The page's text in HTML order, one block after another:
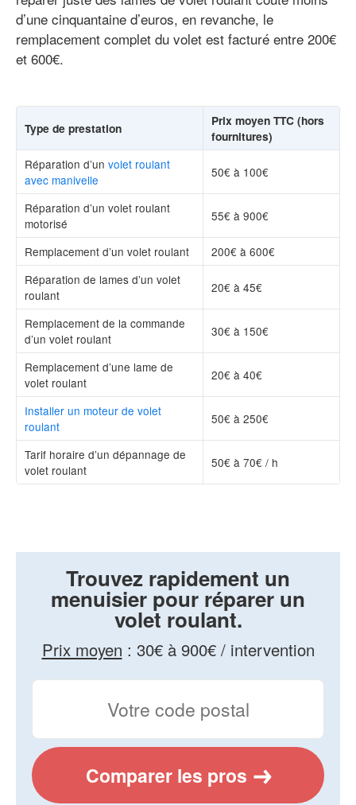
d’une cinquantaine d’euros, en revanche, le
remplacement complet du volet est facturé entre 200€
et 600€.
Type de prestation
Prix moyen TTC (hors
fournitures)
Réparation d’un volet roulant
avec manivelle
50€ à 100€
Réparation d’un volet roulant
motorisé
55€ à 900€
Remplacement d’un volet roulant
200€ à 600€
Réparation de lames d’un volet
roulant
20€ à 45€
Remplacement de la commande
d’un volet roulant
30€ à 150€
Remplacement d’une lame de
volet roulant
20€ à 40€
Installer un moteur de volet
roulant
50€ à 250€
Tarif horaire d’un dépannage de
volet roulant
50€ à 70€ / h
Trouvez rapidement un
menuisier pour réparer un
volet roulant.
Prix moyen : 30€ à 900€ / intervention
Comparer les pros